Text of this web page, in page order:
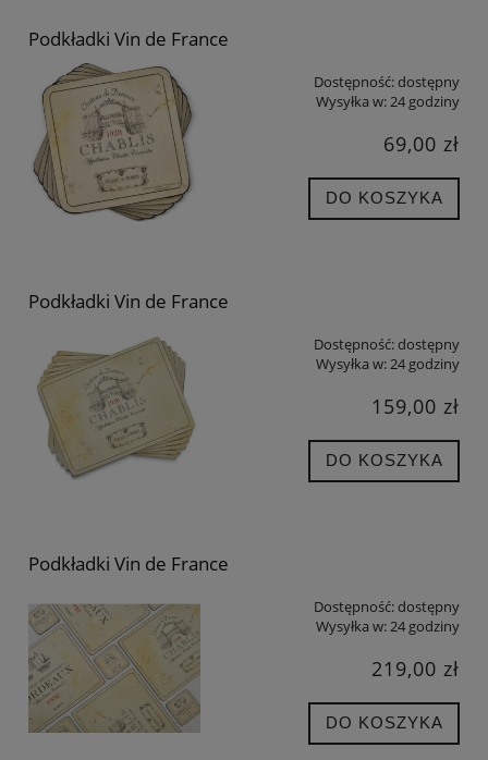
Podkładki Vin de France
Dostępność:dostępny
Wysyłka w:24 godziny
69,00 zł
DO KOSZYKA
Podkładki Vin de France
Dostępność:dostępny
Wysyłka w:24 godziny
159,00 zł
DO KOSZYKA
Podkładki Vin de France
Dostępność:dostępny
Wysyłka w:24 godziny
219,00 zł
DO KOSZYKA